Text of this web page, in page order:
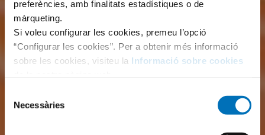
preferències, amb finalitats estadístiques o de
màrqueting.
Si voleu configurar les cookies, premeu l’opció
“Configurar les cookies”. Per a obtenir més informació
sobre les cookies, visiteu la Informació sobre cookies
Necessàries